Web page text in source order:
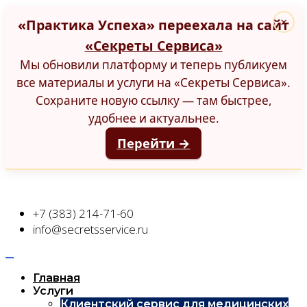
«Практика Успеха» переехала на сайт
«Секреты Сервиса»
Мы обновили платформу и теперь публикуем
все материалы и услуги на «Секреты Сервиса».
Сохраните новую ссылку — там быстрее,
удобнее и актуальнее.
Перейти →
×
+7 (383) 214-71-60
info@secretsservice.ru
Главная
Услуги
Клиентский сервис для медицинских